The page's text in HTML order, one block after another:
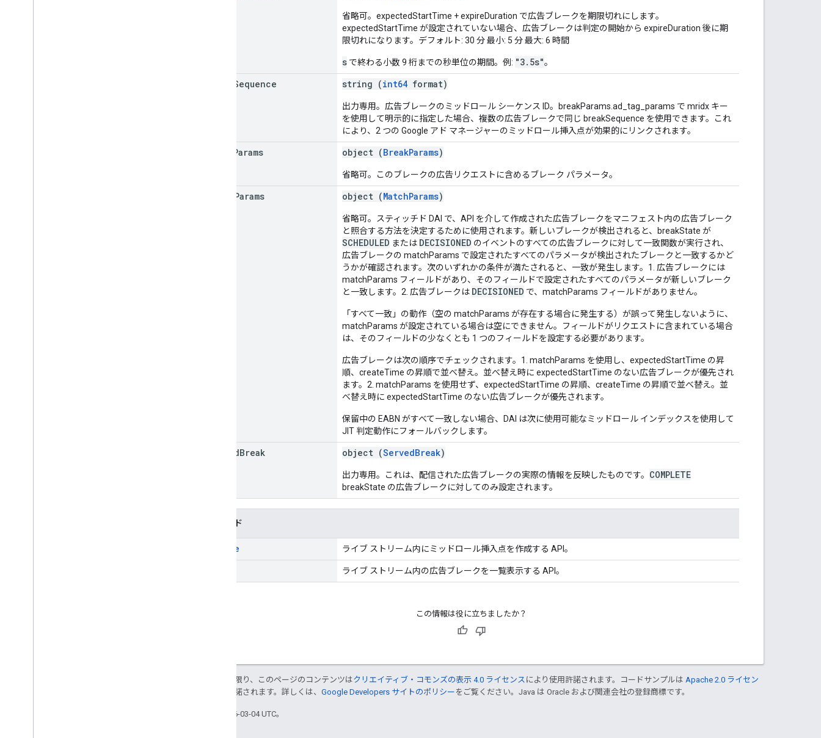
省略可。expectedStartTime + expireDuration で広告ブレークを期限切れにします。
expectedStartTime が設定されていない場合、広告ブレークは判定の開始から expireDuration 後に期
限切れになります。デフォルト: 30 分 最小: 5 分 最大: 6 時間
s で終わる小数 9 桁までの秒単位の期間。例: "3.5s"。
Sequence string (int64 format)
出力専用。広告ブレークのミッドロール シーケンス ID。breakParams.ad_tag_params で mridx キー
を使用して明示的に指定した場合、複数の広告ブレークで同じ breakSequence を使用できます。これ
により、2 つの Google アド マネージャーのミッドロール挿入点が効果的にリンクされます。
Params object (BreakParams)
省略可。このブレークの広告リクエストに含めるブレーク パラメータ。
Params object (MatchParams)
省略可。スティッチド DAI で、API を介して作成された広告ブレークをマニフェスト内の広告ブレーク
と照合する方法を決定するために使用されます。新しいブレークが検出されると、breakState が
SCHEDULED または DECISIONED のイベントのすべての広告ブレークに対して一致関数が実行され、
広告ブレークの matchParams で設定されたすべてのパラメータが検出されたブレークと一致するかど
うかが確認されます。次のいずれかの条件が満たされると、一致が発生します。1. 広告ブレークには
matchParams フィールドがあり、そのフィールドで設定されたすべてのパラメータが新しいブレーク
と一致します。2. 広告ブレークは DECISIONED で、matchParams フィールドがありません。
「すべて一致」の動作（空の matchParams が存在する場合に発生する）が誤って発生しないように、
matchParams が設定されている場合は空にできません。フィールドがリクエストに含まれている場合
は、そのフィールドの少なくとも 1 つのフィールドを設定する必要があります。
広告ブレークは次の順序でチェックされます。1. matchParams を使用し、expectedStartTime の昇
順、createTime の昇順で並べ替え。並べ替え時に expectedStartTime のない広告ブレークが優先され
ます。2. matchParams を使用せず、expectedStartTime の昇順、createTime の昇順で並べ替え。並
べ替え時に expectedStartTime のない広告ブレークが優先されます。
保留中の EABN がすべて一致しない場合、DAI は次に使用可能なミッドロール インデックスを使用して
JIT 判定動作にフォールバックします。
servedBreak object (ServedBreak)
出力専用。これは、配信された広告ブレークの実際の情報を反映したものです。 COMPLETE
breakState の広告ブレークに対してのみ設定されます。
メソッド
create ライブ ストリーム内にミッドロール挿入点を作成する API。
ライブ ストリーム内の広告ブレークを一覧表示する API。
この情報は役に立ちましたか？
特に記載のない限り、このページのコンテンツはクリエイティブ・コモンズの表示 4.0 ライセンス により使用許諾されます。コードサンプルは Apache 2.0 ライセン
により使用許諾されます。詳しくは、 Google Developers サイトのポリシー をご覧ください。Java は Oracle および関連会社の登録商標です。
最終更新日 2026-03-04 UTC。